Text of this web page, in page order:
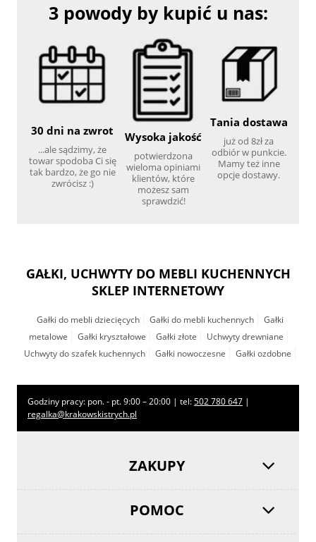
3 powody by kupić u nas:
30 dni na zwrot
...ale sądzimy, że
towar spodoba Ci się
tak bardzo, że go nie
zwrócisz :)
Wysoka jakość
potwierdzona
wieloma opiniami
klientów, które
możesz sam
sprawdzić!
Tania dostawa
już od 8zł za
odbiór w punkcie.
Mamy też inne
opcje dostawy.
GAŁKI, UCHWYTY DO MEBLI KUCHENNYCH
SKLEP INTERNETOWY
Gałki do mebli dziecięcych Gałki do mebli kuchennych
Gałki
metalowe
Gałki kryształowe Gałki złote
Uchwyty drewniane
Uchwyty do szafek kuchennych
Gałki nowoczesne Gałki ozdobne
Godziny pracy: pon. - pt. 9:00 – 20:00 | tel:502 780 647 |
regalka@krakowskistrych.pl
ZAKUPY
POMOC